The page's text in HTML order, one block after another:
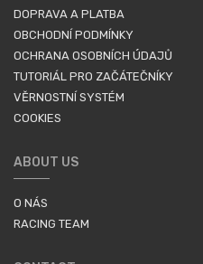
DOPRAVA A PLATBA
OBCHODNÍ PODMÍNKY
OCHRANA OSOBNÍCH ÚDAJŮ
TUTORIÁL PRO ZAČÁTEČNÍKY
VĚRNOSTNÍ SYSTÉM
COOKIES
ABOUT US
O NÁS
RACING TEAM